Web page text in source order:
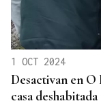
1 OCT 2024
Desactivan en
casa deshabitada